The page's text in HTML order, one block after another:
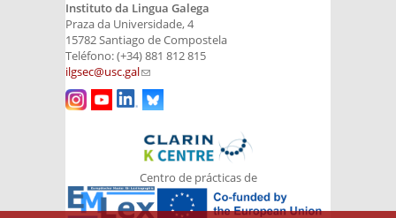
Instituto da Lingua Galega
Praza da Universidade, 4
15782 Santiago de Compostela
Teléfono: (+34) 881 812 815
ilgsec@usc.gal(link sends e-mail)
Centro de prácticas de